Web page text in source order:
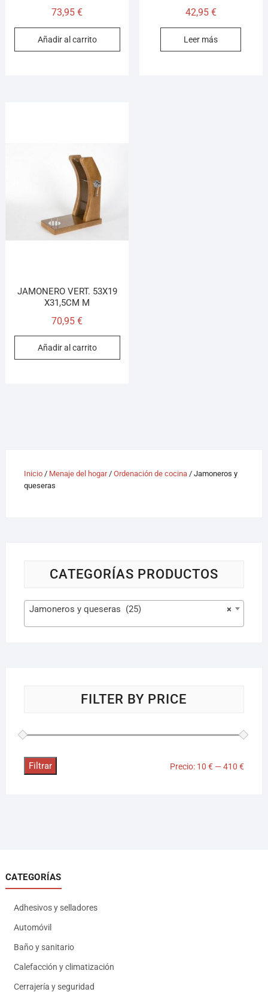
73,95€
Añadir al carrito
42,95 €
Leer más
JAMONERO VERT. 53X19
X31,5CM M
70,95€
Añadir al carrito
Inicio/ Menaje del hogar/ Ordenación de cocina/ Jamoneros y
queseras
CATEGORÍAS PRODUCTOS
×
Jamoneros y queseras (25)
FILTER BY PRICE
Filtrar Precio: 10 € —410 €
CATEGORÍAS
Adhesivos y selladores
Automóvil
Baño y sanitario
Calefacción y climatización
Cerrajería y seguridad